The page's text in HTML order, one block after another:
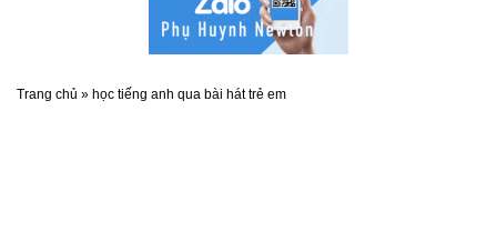
Trang chủ » học tiếng anh qua bài hát trẻ em